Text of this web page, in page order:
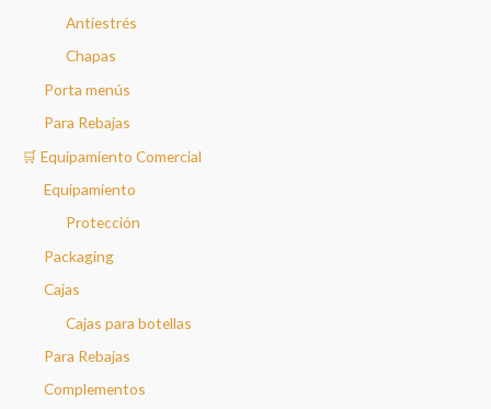
Antiestrés
Chapas
Porta menús
Para Rebajas
🛒 Equipamiento Comercial
Equipamiento
Protección
Packaging
Cajas
Cajas para botellas
Para Rebajas
Complementos